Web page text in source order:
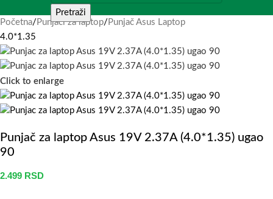
Pretraži
Početna/ Punjači za laptop/ Punjač Asus Laptop
4.0*1.35
Click to enlarge
Punjač za laptop Asus 19V 2.37A (4.0*1.35) ugao
90
2.499 RSD